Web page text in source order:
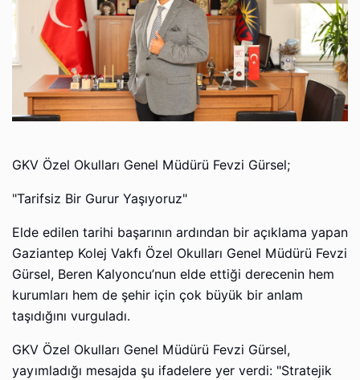
GKV Özel Okulları Genel Müdürü Fevzi Gürsel;
"Tarifsiz Bir Gurur Yaşıyoruz"
Elde edilen tarihi başarının ardından bir açıklama yapan
Gaziantep Kolej Vakfı Özel Okulları Genel Müdürü Fevzi
Gürsel, Beren Kalyoncu’nun elde ettiği derecenin hem
kurumları hem de şehir için çok büyük bir anlam
taşıdığını vurguladı.
GKV Özel Okulları Genel Müdürü Fevzi Gürsel,
yayımladığı mesajda şu ifadelere yer verdi: "Stratejik